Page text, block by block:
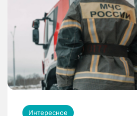
Интересное